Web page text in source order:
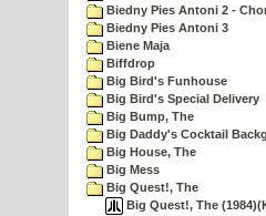
Biedny Pies Antoni 2 -
Biedny Pies Antoni 3
Biene Maja
Biffdrop
Big Bird's Funhouse
Big Bird's Special Delivery
Big Bump, The
Big Daddy's Cocktail
Big House, The
Big Mess
Big Quest!, The
Big Quest!, The